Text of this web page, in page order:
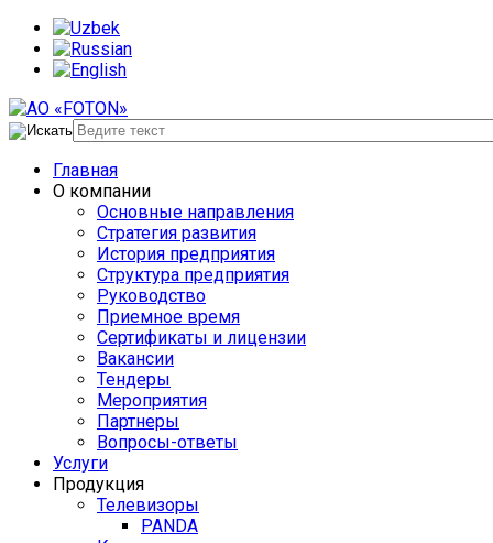
Главная
О компании
Основные направления
Стратегия развития
История предприятия
Структура предприятия
Руководство
Приемное время
Сертификаты и лицензии
Вакансии
Тендеры
Мероприятия
Партнеры
Вопросы-ответы
Услуги
Продукция
Телевизоры
PANDA